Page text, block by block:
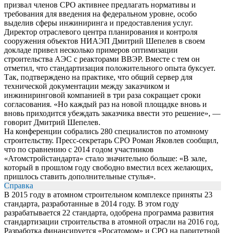
призвал членов СРО активнее предлагать нормативы и
требования для введения на федеральном уровне, особо
выделив сферы инжиниринга и предоставления услуг.
Директор отраслевого центра планирования и контроля
сооружения объектов НИАЭП Дмитрий Шепелев в своем
докладе привел несколько примеров оптимизации
строительства АЭС с реакторами ВВЭР. Вместе с тем он
отметил, что стандартизация положительного опыта буксует.
Так, подтверждено на практике, что общий сервер для
технической документации между заказчиком и
инжиниринговой компанией в три раза сокращает сроки
согласования. «Но каждый раз на новой площадке вновь и
вновь приходится убеждать заказчика ввести это решение», —
говорит Дмитрий Шепелев.
На конференции собрались 280 специалистов по атомному
строительству. Пресс-секретарь СРО Роман Яковлев сообщил,
что по сравнению с 2014 годом участников
«Атомстройстандарта» стало значительно больше: «В зале,
который в прошлом году свободно вместил всех желающих,
пришлось ставить дополнительные стулья».
Справка
В 2015 году в атомном строительном комплексе приняты 23
стандарта, разработанные в 2014 году. В этом году
разрабатывается 22 стандарта, одобрена программа развития
стандартизации строительства в атомной отрасли на 2016 год.
Разработка финансируется «Росатомом» и СРО на паритетной